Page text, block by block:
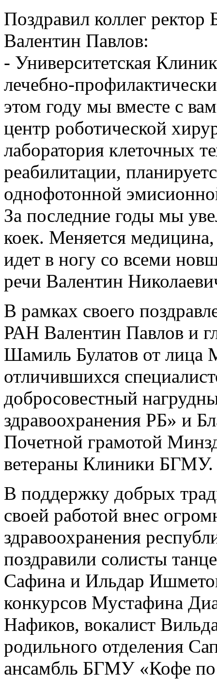
Поздравил коллег
Валентин Павлов:
- Университетская
лечебно-
этом году мы вместе с
центр роботической
лаборатория клеточных
реабилитации,
однофотонной
За последние годы мы
коек. Меняется
идет в ногу со всеми
речи Валентин
В рамках своего
РАН Валентин Павлов и
Шамиль Булатов от лица
отличившихся
добросовестный
здравоохранения РБ» и
Почетной грамотой
ветераны Клиники БГМУ.
В поддержку добрых
своей работой внес
здравоохранения
поздравили солисты
Сафина и Ильдар
конкурсов Мустафина
Нафиков, вокалист
родильного отделения
ансамбль БГМУ «Кофе по